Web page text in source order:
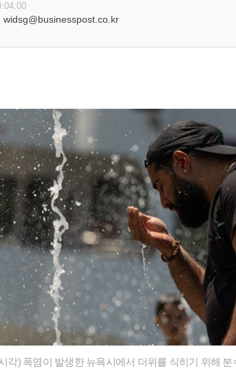
widsg@businesspost.co.kr
각) 폭염이 발생한 뉴욕시에서 더위를 식히기 위해